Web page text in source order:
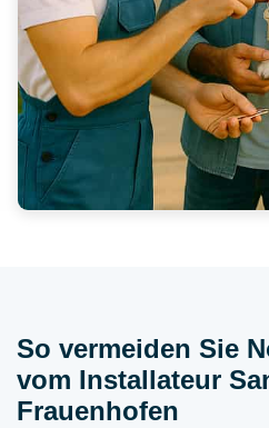
So vermeiden Sie
vom Installateur
Frauenhofen